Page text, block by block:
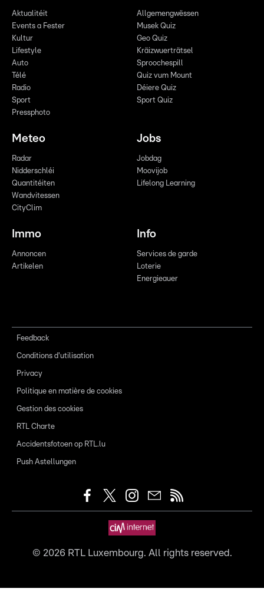
Aktualitéit
Events a Fester
Kultur
Lifestyle
Auto
Télé
Radio
Sport
Pressphoto
Allgemengwëssen
Musek Quiz
Geo Quiz
Kräizwuerträtsel
Sproochespill
Quiz vum Mount
Déiere Quiz
Sport Quiz
Meteo
Radar
Nidderschléi
Quantitéiten
Wandvitessen
CityClim
Jobs
Jobdag
Moovijob
Lifelong Learning
Immo
Annoncen
Artikelen
Info
Services de garde
Loterie
Energieauer
Feedback
Conditions d'utilisation
Privacy
Politique en matière de cookies
Gestion des cookies
RTL Charte
Accidentsfotoen op RTL.lu
Push Astellungen
© 2026RTL Luxembourg. All rights reserved.